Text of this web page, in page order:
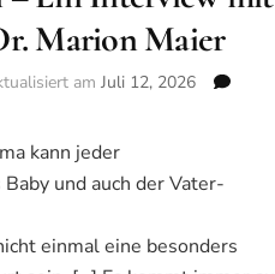
Marion Maier
am Juli 12, 2026
kann jeder
und auch der Vater-
einmal eine besonders